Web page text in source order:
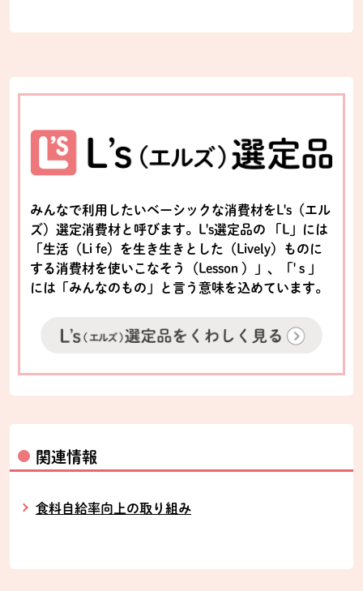
みんなで利用したいベーシックな消費材をL's（エル
ズ）選定消費材と呼びます。L's選定品の 「L」には
「生活（Li fe）を生き生きとした（Lively）ものに
する消費材を使いこなそう（Lesson ）」、「' s 」
には「みんなのもの」と言う意味を込めています。
関連情報
食料自給率向上の取り組み